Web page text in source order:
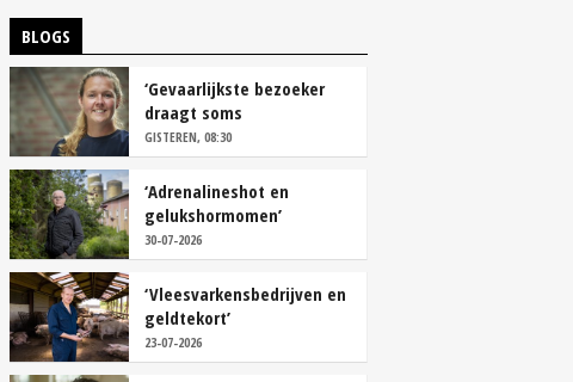
BLOGS
‘Gevaarlijkste bezoeker
draagt soms
overschoenen’
GISTEREN, 08:30
‘Adrenalineshot en
gelukshormomen’
30-07-2026
‘Vleesvarkensbedrijven en
geldtekort’
23-07-2026